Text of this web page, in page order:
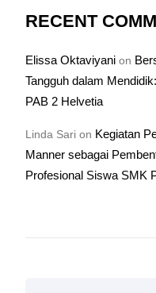
RECENT
Elissa Oktaviyani on
Tangguh dalam
PAB 2 Helvetia
Linda Sari on Kegiatan
Manner sebagai
Profesional Siswa SMK